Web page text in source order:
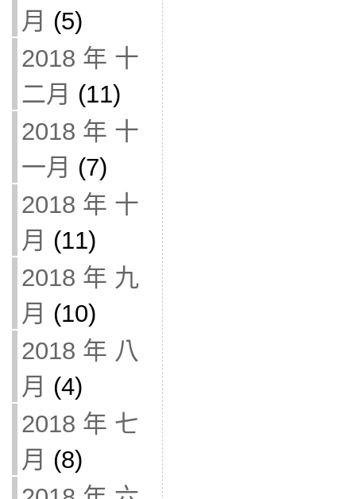
月 (5)
2018 年 十
二月 (11)
2018 年 十
一月 (7)
2018 年 十
月 (11)
2018 年 九
月 (10)
2018 年 八
月 (4)
2018 年 七
月 (8)